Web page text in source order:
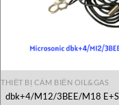
THIẾT BỊ CẢM BIẾN OIL&GAS
dbk+4/M12/3BEE/M18